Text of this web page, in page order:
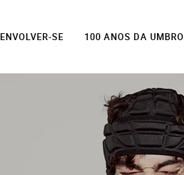
ENVOLVER-SE 100 ANOS DA UMBRO